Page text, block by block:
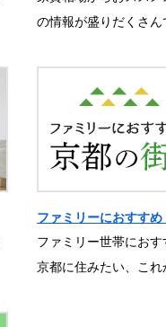
の情報が盛りだくさん
ファミリーにおすす
ファミリー世帯におす
京都に住みたい、これ